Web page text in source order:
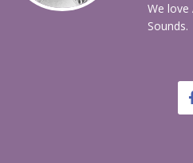
We love
Sounds.